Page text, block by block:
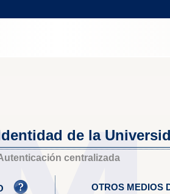
de la
centralizada
OTROS MEDIOS